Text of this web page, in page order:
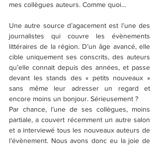
mes collègues auteurs. Comme quoi…
Une autre source d’agacement est l’une des
journalistes qui couvre les évènements
littéraires de la région. D’un âge avancé, elle
cible uniquement ses conscrits, des auteurs
qu’elle connait depuis des années, et passe
devant les stands des « petits nouveaux »
sans même leur adresser un regard et
encore moins un bonjour. Sérieusement ?
Par chance, l’une de ses collègues, moins
partiale, a couvert récemment un autre salon
et a interviewé tous les nouveaux auteurs de
l’évènement. Nous avons donc eu la joie de